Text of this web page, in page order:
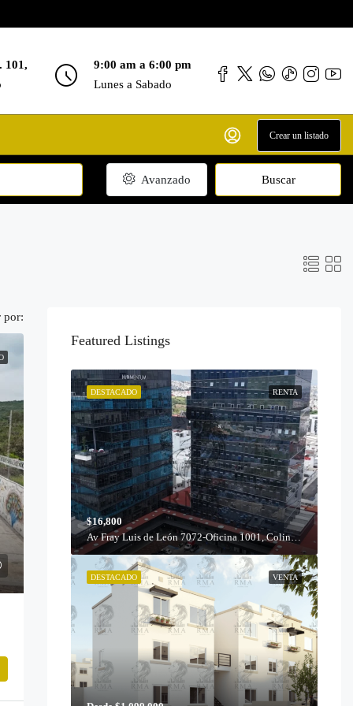
101,
9:00 am a 6:00 pm
Lunes a Sabado
Crear un listado
Avanzado Buscar
por:
Featured Listings
RENTA
DESTACADO
$16,800
Av Fray Luis de León 7072-Oficina 1001, Colinas del Cimatario, 76090 Santiago de Querétaro, Qro.
VENTA
DESTACADO